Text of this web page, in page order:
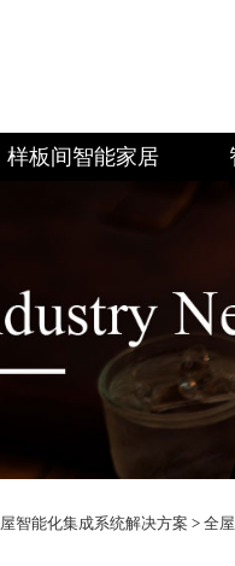
样板间智能家居
智能化集成系统解决方案 > 全